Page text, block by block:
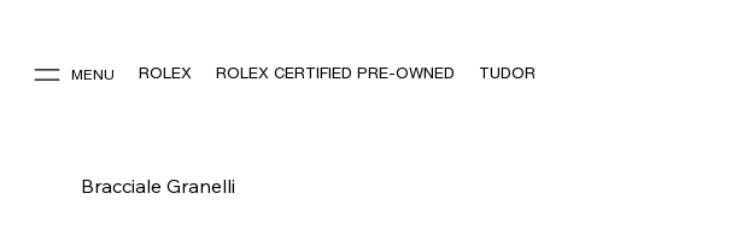
MENU ROLEX ROLEX CERTIFIED PRE-OWNED TUDOR
Bracciale Granelli